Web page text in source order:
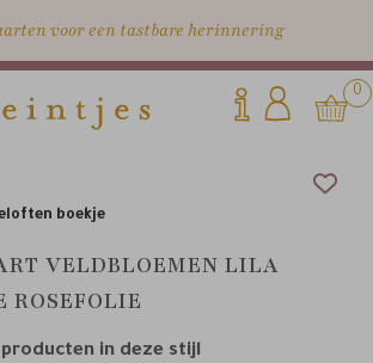
voor een tastbare herinnering
0
boekje
VELDBLOEMEN LILA
ROSEFOLIE
in deze stijl